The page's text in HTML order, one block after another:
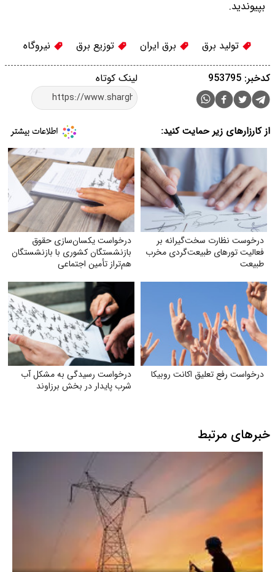
بپیوندید.
تولید برق برق ایران توزیع برق نیروگاه
لینک کوتاه کدخبر: 953795
از کارزارهای زیر حمایت کنید:
درخوست نظارت سخت‌گیرانه بر
فعالیت تورهای طبیعت‌گردی مخرب
طبیعت
درخواست یکسان‌سازی حقوق
بازنشستگان کشوری با بازنشستگان
هم‌تراز تأمین اجتماعی
درخواست رفع تعلیق اکانت روبیکا
درخواست رسیدگی به مشکل آب
شرب ‌پایدار در بخش برزاوند
خبرهای مرتبط